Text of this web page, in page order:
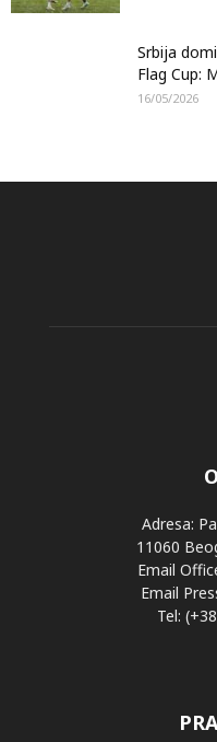
Srbija
Flag Cup:
16/05/2026
Adresa:
11060
Email
Email
Tel: